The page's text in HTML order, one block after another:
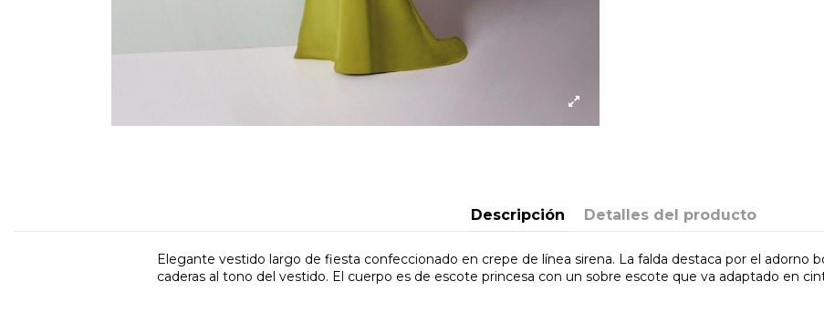
Descripción Detalles del producto
Elegante vestido largo de fiesta confeccionado en crepe de línea sirena. La falda destaca por el adorno
caderas al tono del vestido. El cuerpo es de escote princesa con un sobre escote que va adaptado en